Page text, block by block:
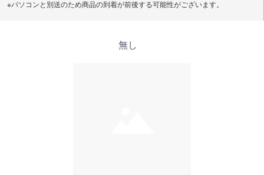
※パソコンと別送のため商品の到着が前後する可能性がございます。
無し